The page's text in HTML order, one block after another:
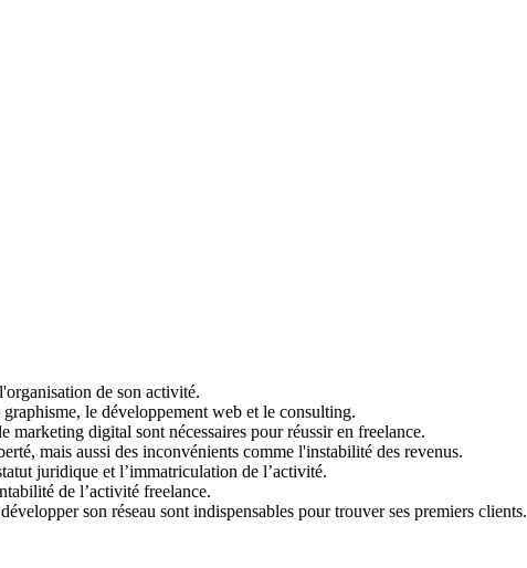
de son activité.
le développement web et le consulting.
marketing digital sont nécessaires pour réussir en freelance.
mais aussi des inconvénients comme l'instabilité des revenus.
juridique et l’immatriculation de l’activité.
de l’activité freelance.
son réseau sont indispensables pour trouver ses premiers clients.